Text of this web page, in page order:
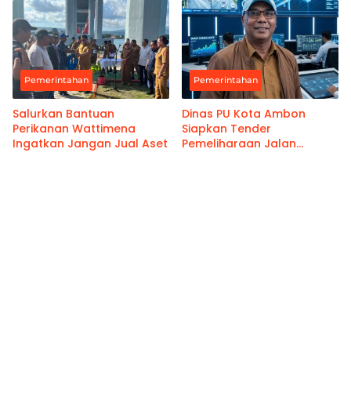
Pemerintahan
Salurkan Bantuan
Perikanan Wattimena
Ingatkan Jangan Jual Aset
Pemerintahan
Dinas PU Kota Ambon
Siapkan Tender
Pemeliharaan Jalan